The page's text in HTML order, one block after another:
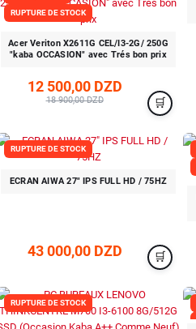
RUPTURE DE STOCK
Acer Veriton X2611G CEL/I3-2G/ 250G
"kaba OCCASION" avec Trés bon prix
12 500,00 DZD
18 900,00 DZD
RUPTURE DE STOCK
ECRAN AIWA 27" IPS FULL HD / 75HZ
43 000,00 DZD
RUPTURE DE STOCK